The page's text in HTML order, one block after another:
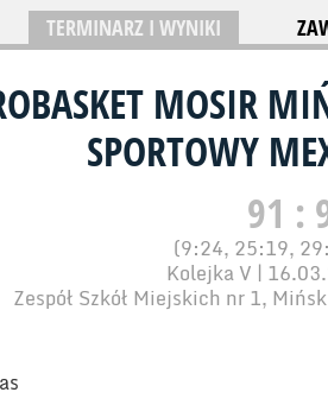
TERMINARZ I WYNIKI
MOSIR
SPORTOWY
91 :
(9:24, 25:19,
Kolejka V |
Zespół Szkół Miejskich nr 1,